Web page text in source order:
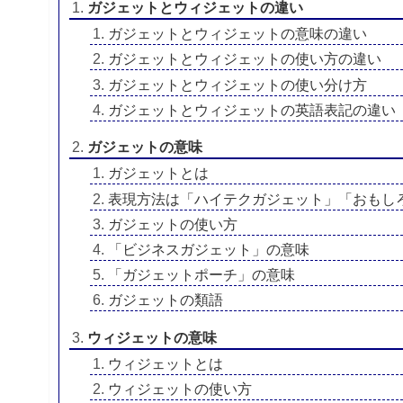
ガジェットとウィジェットの違い
ガジェットとウィジェットの意味の違い
ガジェットとウィジェットの使い方の違い
ガジェットとウィジェットの使い分け方
ガジェットとウィジェットの英語表記の違い
ガジェットの意味
ガジェットとは
表現方法は「ハイテクガジェット」「おもし
ガジェットの使い方
「ビジネスガジェット」の意味
「ガジェットポーチ」の意味
ガジェットの類語
ウィジェットの意味
ウィジェットとは
ウィジェットの使い方